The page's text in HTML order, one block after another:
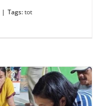
| Tags:tot